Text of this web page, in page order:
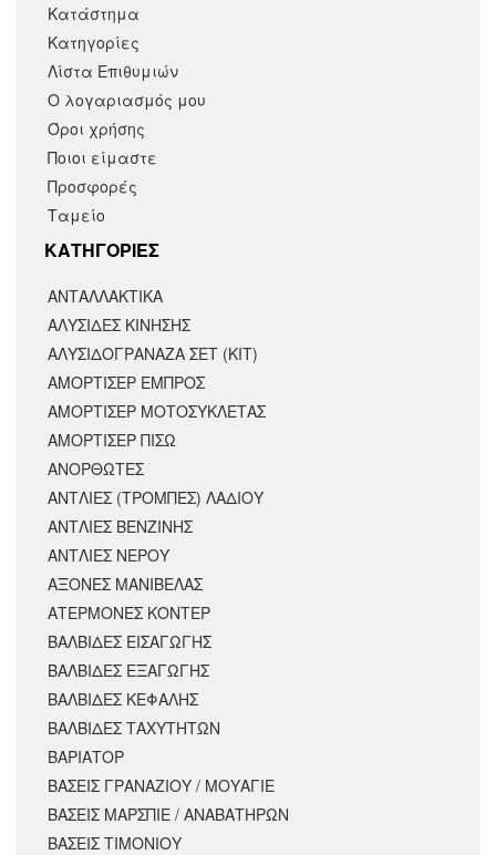
Κατάστημα
Κατηγορίες
Λίστα Επιθυμιών
Ο λογαριασμός μου
Όροι χρήσης
Ποιοι είμαστε
Προσφορές
Ταμείο
KΑΤΗΓΟΡΙΕΣ
ΑΝΤΑΛΛΑΚΤΙΚΆ
ΑΛΥΣΙΔΕΣ ΚΙΝΗΣΗΣ
ΑΛΥΣΙΔΟΓΡΑΝΑΖΑ ΣΕΤ (ΚΙΤ)
ΑΜΟΡΤΙΣΕΡ ΕΜΠΡΟΣ
ΑΜΟΡΤΙΣΈΡ ΜΟΤΟΣΥΚΛΈΤΑΣ
ΑΜΟΡΤΙΣΕΡ ΠΙΣΩ
ΑΝΟΡΘΩΤΕΣ
ΑΝΤΛΙΕΣ (ΤΡΟΜΠΕΣ) ΛΑΔΙΟΥ
ΑΝΤΛΙΕΣ ΒΕΝΖΙΝΗΣ
ΑΝΤΛΙΕΣ ΝΕΡΟΥ
ΑΞΟΝΕΣ ΜΑΝΙΒΕΛΑΣ
ΑΤΕΡΜΟΝΕΣ ΚΟΝΤΕΡ
ΒΑΛΒΙΔΕΣ ΕΙΣΑΓΩΓΗΣ
ΒΑΛΒΙΔΕΣ ΕΞΑΓΩΓΗΣ
ΒΑΛΒΙΔΕΣ ΚΕΦΑΛΗΣ
ΒΑΛΒΙΔΕΣ ΤΑΧΥΤΗΤΩΝ
ΒΑΡΙΑΤΟΡ
ΒΑΣΕΙΣ ΓΡΑΝΑΖΙΟΥ / ΜΟΥΑΓΙΕ
ΒΑΣΕΙΣ ΜΑΡΣΠΙΕ / ΑΝΑΒΑΤΗΡΩΝ
ΒΑΣΕΙΣ ΤΙΜΟΝΙΟΥ